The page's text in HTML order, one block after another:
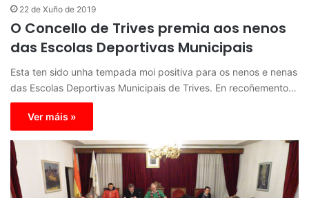
22 de Xuño de 2019
O Concello de Trives premia aos nenos
das Escolas Deportivas Municipais
Esta ten sido unha tempada moi positiva para os nenos e nenas
das Escolas Deportivas Municipais de Trives. En recoñemento…
Ver máis »